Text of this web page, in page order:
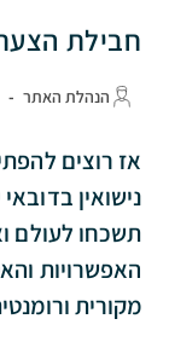
חבילת
הנהלת האתר
אז רוצים
נישואין
תשכחו לעולם
האפשרויות
מקורית